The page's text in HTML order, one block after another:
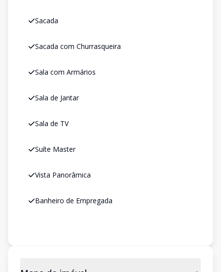
Sacada
Sacada com Churrasqueira
Sala com Armários
Sala de Jantar
Sala de TV
Suíte Master
Vista Panorâmica
Banheiro de Empregada